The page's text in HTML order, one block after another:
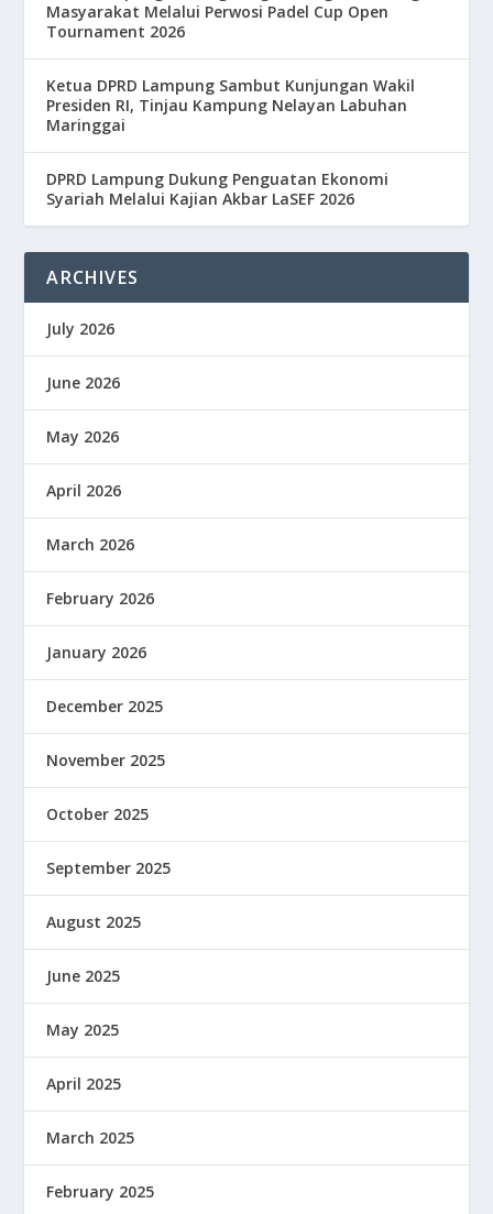
Masyarakat Melalui Perwosi Padel Cup Open
Tournament 2026
Ketua DPRD Lampung Sambut Kunjungan Wakil
Presiden RI, Tinjau Kampung Nelayan Labuhan
Maringgai
DPRD Lampung Dukung Penguatan Ekonomi
Syariah Melalui Kajian Akbar LaSEF 2026
ARCHIVES
July 2026
June 2026
May 2026
April 2026
March 2026
February 2026
January 2026
December 2025
November 2025
October 2025
September 2025
August 2025
June 2025
May 2025
April 2025
March 2025
February 2025